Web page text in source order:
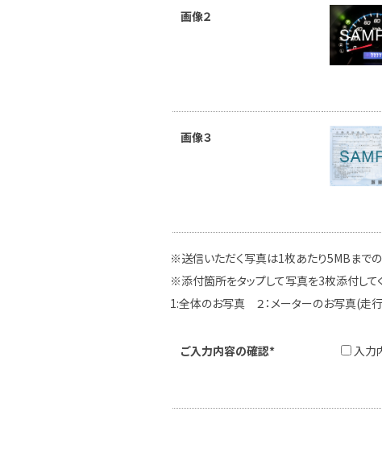
画像２
画像３
※送信いただく写真は1枚あたり5MBまでの
※添付箇所をタップして写真を3枚添付して
1:全体のお写真 ２：メーターのお写真(
ご入力内容の確認* 入力